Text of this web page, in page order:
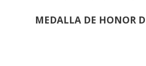
MEDALLA DE HONOR